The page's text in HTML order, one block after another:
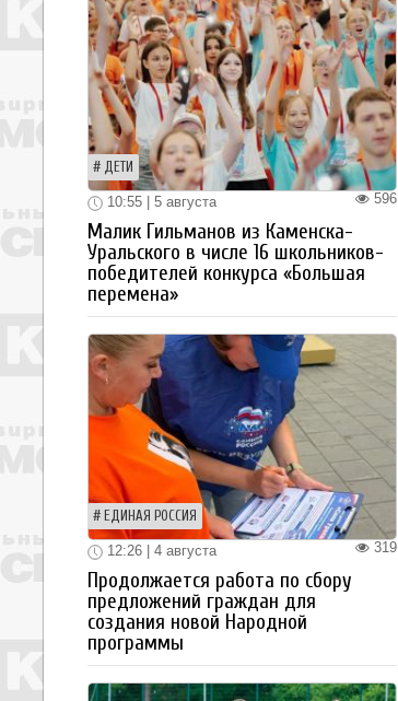
ДЕТИ
596
10:55 | 5 августа
Малик Гильманов из Каменска-
Уральского в числе 16 школьников-
победителей конкурса «Большая
перемена»
ЕДИНАЯ РОССИЯ
319
12:26 | 4 августа
Продолжается работа по сбору
предложений граждан для
создания новой Народной
программы